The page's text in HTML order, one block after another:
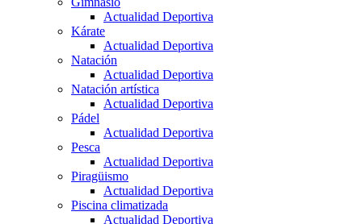
Actualidad Deportiva
Kárate
Actualidad Deportiva
Natación
Actualidad Deportiva
Natación artística
Actualidad Deportiva
Pádel
Actualidad Deportiva
Pesca
Actualidad Deportiva
Piragüismo
Actualidad Deportiva
Piscina climatizada
Actualidad Deportiva